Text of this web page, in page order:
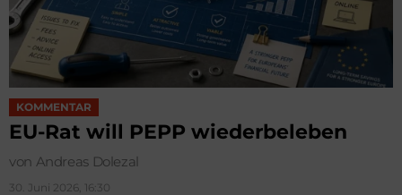
KOMMENTAR
EU-Rat will PEPP wiederbeleben
von Andreas Dolezal
30. Juni 2026, 16:30